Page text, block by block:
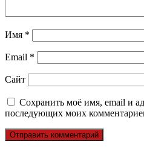
Имя *
Email *
Сайт
Сохранить моё имя, email и
последующих моих